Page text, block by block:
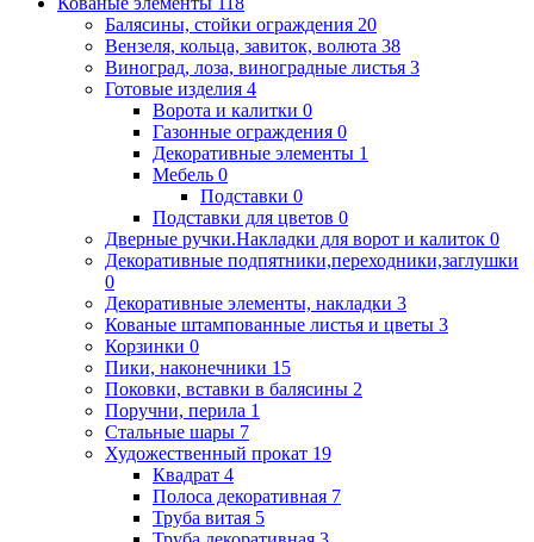
Балясины, стойки ограждения 20
Вензеля, кольца, завиток, волюта 38
Виноград, лоза, виноградные листья 3
Готовые изделия 4
Ворота и калитки 0
Газонные ограждения 0
Декоративные элементы 1
Мебель 0
Подставки 0
Подставки для цветов 0
Дверные ручки.Накладки для ворот и калиток 0
Декоративные подпятники,переходники,заглушки
0
Декоративные элементы, накладки 3
Кованые штампованные листья и цветы 3
Корзинки 0
Пики, наконечники 15
Поковки, вставки в балясины 2
Поручни, перила 1
Стальные шары 7
Художественный прокат 19
Квадрат 4
Полоса декоративная 7
Труба витая 5